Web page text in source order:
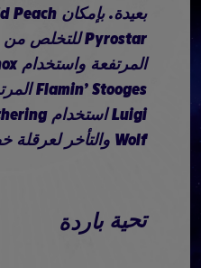
Wolf والتأخر لعرقلة خطوط العدو.
تحية باردة